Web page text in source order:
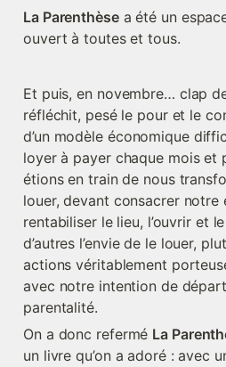
La Parenthèse a été un
ouvert à toutes et tous.
Et puis, en novembre… clap
réfléchit, pesé le pour et le
d’un modèle économique
loyer à payer chaque mois et
étions en train de nous
louer, devant consacrer notre
rentabiliser le lieu, l’ouvrir et
d’autres l’envie de le louer,
actions véritablement
avec notre intention de
parentalité.
On a donc refermé La
un livre qu’on a adoré : avec